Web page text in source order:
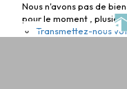
Nous n'avons pas de
pour le moment ,
Transmettez-nous